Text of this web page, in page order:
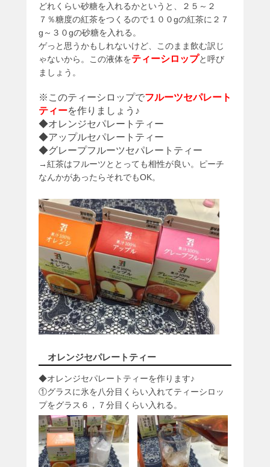
どれくらい砂糖を入れるかというと、２５～２
７％糖度の紅茶をつくるので１００gの紅茶に２７
g～３０gの砂糖を入れる。
ゲっと思うかもしれないけど、このまま飲む訳じ
ゃないから。この液体をティーシロップと呼び
ましょう。
※このティーシロップでフルーツセパレート
ティーを作りましょう♪
◆オレンジセパレートティー
◆アップルセパレートティー
◆グレープフルーツセパレートティー
→紅茶はフルーツととっても相性が良い。ピーチ
なんかがあったらそれでもOK。
オレンジセパレートティー
◆オレンジセパレートティーを作ります♪
①グラスに氷を八分目くらい入れてティーシロッ
プをグラス６，７分目くらい入れる。